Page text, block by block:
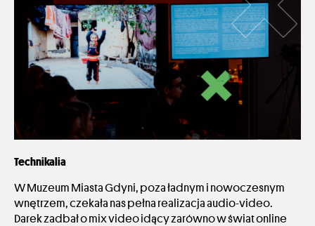
Technikalia
W Muzeum Miasta Gdyni, poza ładnym i nowoczesnym
wnętrzem, czekała nas pełna realizacja audio-video.
Darek zadbał o mix video idący zarówno w świat online